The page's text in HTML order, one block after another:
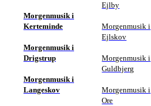
Morgenmusik i
Kerteminde
Morgenmusik i
Drigstrup
Morgenmusik i
Langeskov
Ejlby
Morgenmusik i
Ejlskov
Morgenmusik i
Guldbjerg
Morgenmusik i
Ore